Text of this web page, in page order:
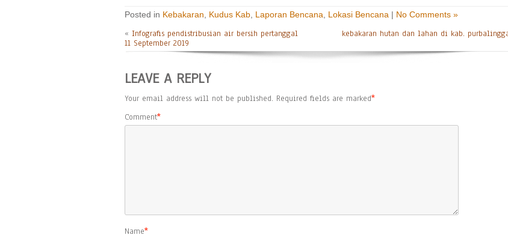
Posted in Kebakaran Kudus Kab Laporan Bencana Lokasi Bencana | No Comments »
« Infografis pendistribusian air bersih pertanggal
11 September 2019
kebakaran hutan dan lahan di kab.
LEAVE A REPLY
Your email address will not be published. Required fields are marked*
Comment*
Name*